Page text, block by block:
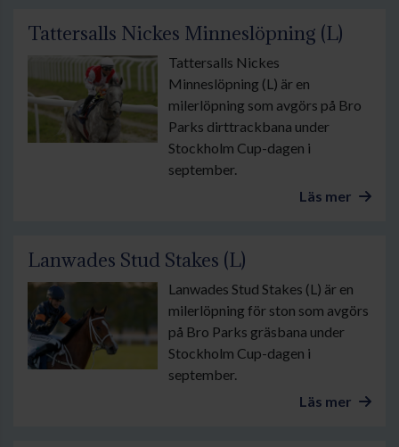
Tattersalls Nickes Minneslöpning (L)
Tattersalls Nickes
Minneslöpning (L) är en
milerlöpning som avgörs på Bro
Parks dirttrackbana under
Stockholm Cup-dagen i
september.
Läs mer
Lanwades Stud Stakes (L)
Lanwades Stud Stakes (L) är en
milerlöpning för ston som avgörs
på Bro Parks gräsbana under
Stockholm Cup-dagen i
september.
Läs mer